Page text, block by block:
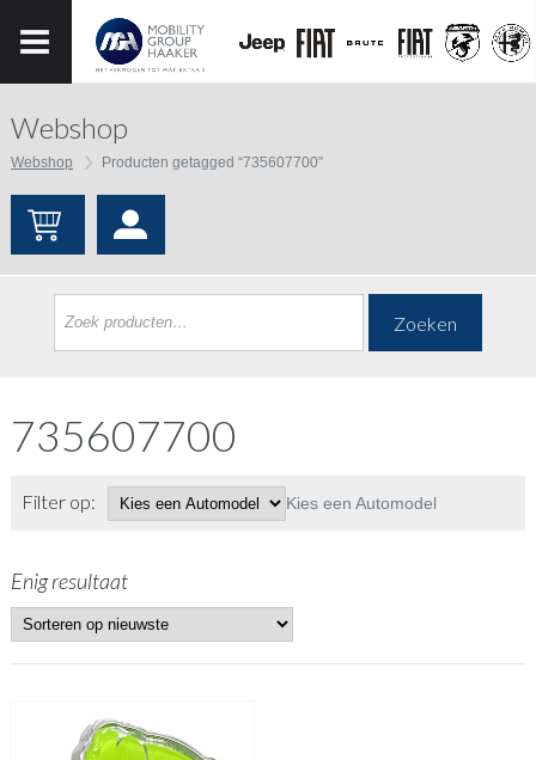
Webshop
Webshop Producten getagged “735607700”
Zoeken
735607700
Filter op: Kies een Automodel
Enig resultaat